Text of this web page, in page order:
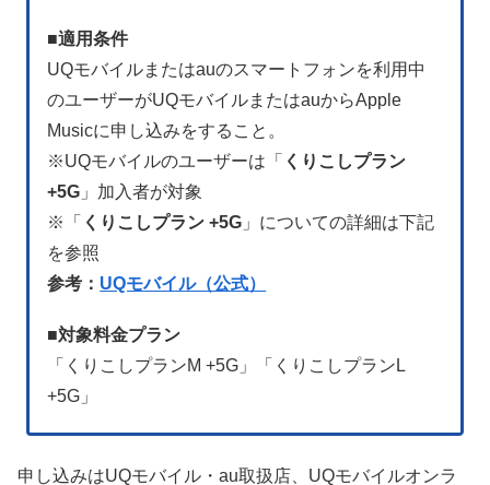
■適用条件
UQモバイルまたはauのスマートフォンを利用中
のユーザーがUQモバイルまたはauからApple
Musicに申し込みをすること。
※UQモバイルのユーザーは「 くりこしプラン
+5G 」加入者が対象
※「 くりこしプラン +5G 」についての詳細は下記
を参照
参考： UQモバイル（公式）
■対象料金プラン
「くりこしプランM +5G」「くりこしプランL
+5G」
申し込みはUQモバイル・au取扱店、UQモバイルオンラ